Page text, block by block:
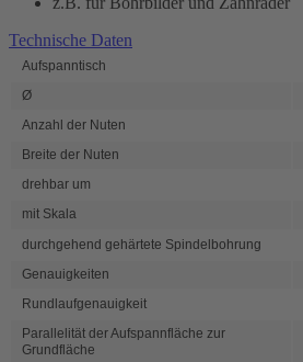
Technische Daten
Aufspanntisch
Ø
Anzahl der Nuten
Breite der Nuten
drehbar um
mit Skala
durchgehend gehärtete Spindelbohrung
Genauigkeiten
Rundlaufgenauigkeit
Parallelität der Aufspannfläche zur
Grundfläche